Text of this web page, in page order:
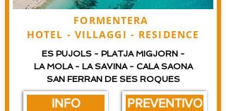
FORMENTERA
HOTEL - VILLAGGI - RESIDENCE
ES PUJOLS - PLATJA MIGJORN -
LA MOLA - LA SAVINA - CALA SAONA
SAN FERRAN DE SES ROQUES
INFO PREVENTIVO